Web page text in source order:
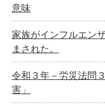
意味
家族がインフルエン
まされた。
令和３年－労災法問
害」